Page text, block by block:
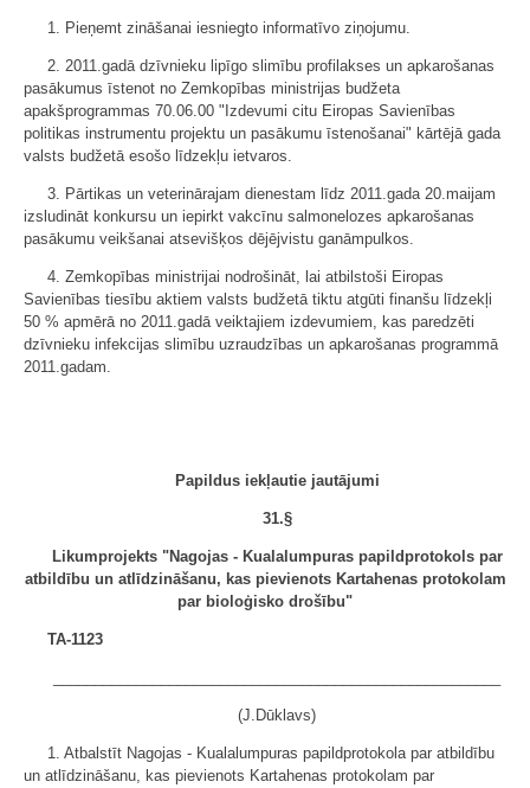
1. Pieņemt zināšanai iesniegto informatīvo ziņojumu.
2. 2011.gadā dzīvnieku lipīgo slimību profilakses un apkarošanas
pasākumus īstenot no Zemkopības ministrijas budžeta
apakšprogrammas 70.06.00 "Izdevumi citu Eiropas Savienības
politikas instrumentu projektu un pasākumu īstenošanai" kārtējā gada
valsts budžetā esošo līdzekļu ietvaros.
3. Pārtikas un veterinārajam dienestam līdz 2011.gada 20.maijam
izsludināt konkursu un iepirkt vakcīnu salmonelozes apkarošanas
pasākumu veikšanai atsevišķos dējējvistu ganāmpulkos.
4. Zemkopības ministrijai nodrošināt, lai atbilstoši Eiropas
Savienības tiesību aktiem valsts budžetā tiktu atgūti finanšu līdzekļi
50 % apmērā no 2011.gadā veiktajiem izdevumiem, kas paredzēti
dzīvnieku infekcijas slimību uzraudzības un apkarošanas programmā
2011.gadam.
Papildus iekļautie jautājumi
31.§
Likumprojekts "Nagojas - Kualalumpuras papildprotokols par
atbildību un atlīdzināšanu, kas pievienots Kartahenas protokolam
par bioloģisko drošību"
TA-1123
(J.Dūklavs)
1. Atbalstīt Nagojas - Kualalumpuras papildprotokola par atbildību
un atlīdzināšanu, kas pievienots Kartahenas protokolam par